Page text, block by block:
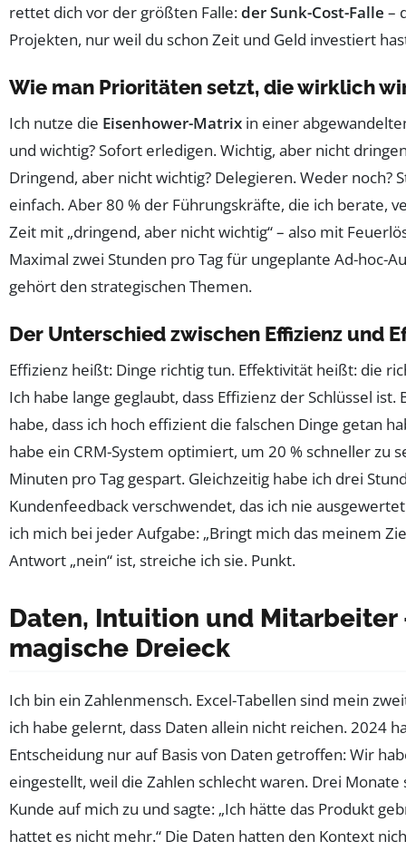
rettet dich vor der größten Falle:der Sunk-Cost-Falle –
Projekten, nur weil du schon Zeit und Geld investiert
Wie man Prioritäten setzt, die wirklich
Ich nutze die Eisenhower-Matrix in einer
und wichtig? Sofort erledigen. Wichtig, aber nicht
Dringend, aber nicht wichtig? Delegieren. Weder noch?
einfach. Aber 80 % der Führungskräfte, die ich berate,
Zeit mit „dringend, aber nicht wichtig“ – also mit
Maximal zwei Stunden pro Tag für ungeplante Ad-hoc-
gehört den strategischen Themen.
Der Unterschied zwischen Effizienz und
Effizienz heißt: Dinge richtig tun. Effektivität heißt: die
Ich habe lange geglaubt, dass Effizienz der Schlüssel ist.
habe, dass ich hoch effizient die falschen Dinge getan
habe ein CRM-System optimiert, um 20 % schneller zu
Minuten pro Tag gespart. Gleichzeitig habe ich drei
Kundenfeedback verschwendet, das ich nie
ich mich bei jeder Aufgabe: „Bringt mich das meinem
Antwort „nein“ ist, streiche ich sie. Punkt.
Daten, Intuition und Mitarbeiter
magische Dreieck
Ich bin ein Zahlenmensch. Excel-Tabellen sind mein
ich habe gelernt, dass Daten allein nicht reichen. 2024
Entscheidung nur auf Basis von Daten getroffen: Wir
eingestellt, weil die Zahlen schlecht waren. Drei
Kunde auf mich zu und sagte: „Ich hätte das Produkt
hattet es nicht mehr.“ Die Daten hatten den Kontext